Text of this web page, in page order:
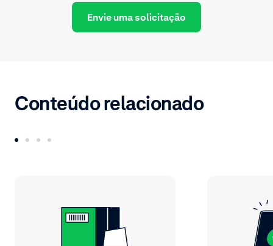
Envie uma solicitação
Conteúdo relacionado